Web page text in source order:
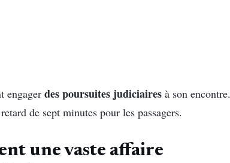
engager des poursuites judiciaires à son encontre.
de sept minutes pour les passagers.
une vaste affaire